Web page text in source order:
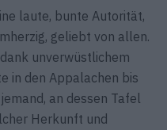
laute, bunte Autorität,
geliebt von allen.
unverwüstlichem
in den Appalachen bis
an dessen Tafel
Herkunft und